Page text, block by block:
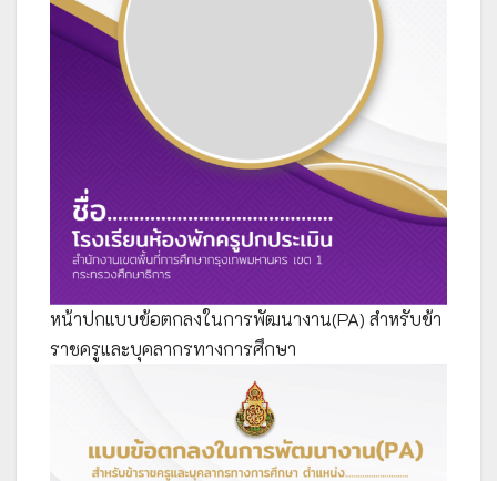
หน้าปกแบบข้อตกลงในการพัฒนางาน(PA) สำหรับข้า
ราชครูและบุคลากรทางการศึกษา